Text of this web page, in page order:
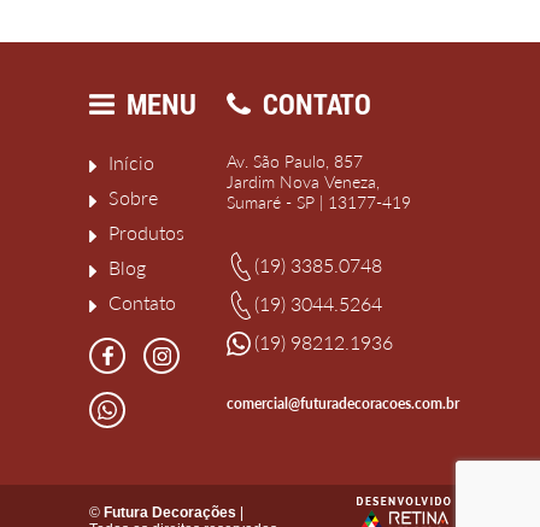
MENU
Início
Sobre
Produtos
Blog
Contato
CONTATO
Av. São Paulo, 857
Jardim Nova Veneza,
Sumaré - SP | 13177-419
(19) 3385.0748
(19) 3044.5264
(19) 98212.1936
comercial@futuradecoracoes.com.br
© Futura Decorações |